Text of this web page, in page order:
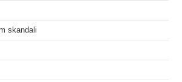
skandali